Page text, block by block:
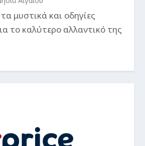
μυστικά και οδηγίες
το καλύτερο αλλαντικό της